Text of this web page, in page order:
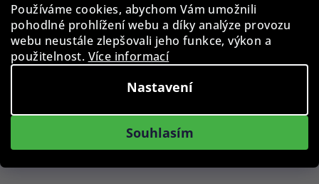
Používáme cookies, abychom Vám umožnili
pohodlné prohlížení webu a díky analýze provozu
webu neustále zlepšovali jeho funkce, výkon a
použitelnost. Více informací
Nastavení
Souhlasím
Guess GF0344/28U
Skladem